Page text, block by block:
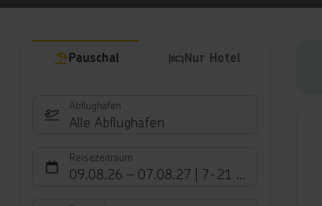
Pauschal Nur Hotel
Abflughafen
Alle Abflughäfen
Reisezeitraum
09.08.26 – 07.08.27 7-21 Nächte